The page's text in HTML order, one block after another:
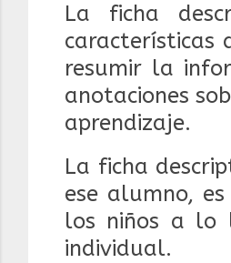
La ficha
características
resumir la
anotaciones
aprendizaje.
La ficha
ese alumno,
los niños a lo
individual.